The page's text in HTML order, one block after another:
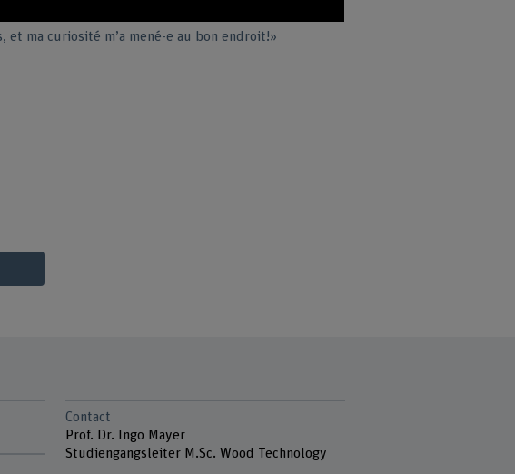
et ma curiosité m’a mené-e au bon endroit!»
Contact
Prof. Dr. Ingo Mayer
Studiengangsleiter M.Sc. Wood Technology